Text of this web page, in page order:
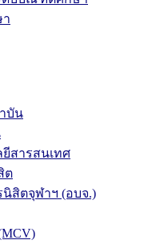
บัน
สารสนเทศ
ต
สิตจุฬาฯ (อบจ.)